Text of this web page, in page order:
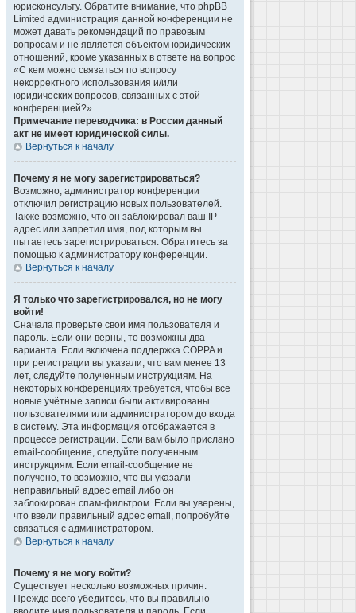
юрисконсульту. Обратите внимание, что phpBB
Limited администрация данной конференции не
может давать рекомендаций по правовым
вопросам и не является объектом юридических
отношений, кроме указанных в ответе на вопрос
«С кем можно связаться по вопросу
некорректного использования и/или
юридических вопросов, связанных с этой
конференцией?».
Примечание переводчика: в России данный
акт не имеет юридической силы.
Вернуться к началу
Почему я не могу зарегистрироваться?
Возможно, администратор конференции
отключил регистрацию новых пользователей.
Также возможно, что он заблокировал ваш IP-
адрес или запретил имя, под которым вы
пытаетесь зарегистрироваться. Обратитесь за
помощью к администратору конференции.
Вернуться к началу
Я только что зарегистрировался, но не могу
войти!
Сначала проверьте свои имя пользователя и
пароль. Если они верны, то возможны два
варианта. Если включена поддержка COPPA и
при регистрации вы указали, что вам менее 13
лет, следуйте полученным инструкциям. На
некоторых конференциях требуется, чтобы все
новые учётные записи были активированы
пользователями или администратором до входа
в систему. Эта информация отображается в
процессе регистрации. Если вам было прислано
email-сообщение, следуйте полученным
инструкциям. Если email-сообщение не
получено, то возможно, что вы указали
неправильный адрес email либо он
заблокирован спам-фильтром. Если вы уверены,
что ввели правильный адрес email, попробуйте
связаться с администратором.
Вернуться к началу
Почему я не могу войти?
Существует несколько возможных причин.
Прежде всего убедитесь, что вы правильно